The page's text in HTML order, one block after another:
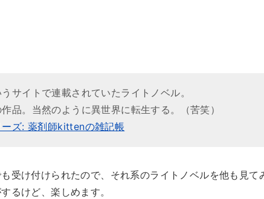
サイトで連載されていたライトノベル。
品。当然のように異世界に転生する。（苦笑）
ーズ: 薬剤師kittenの雑記帳
も受け付けられたので、それ系のライトノベルを他も見
るけど、楽しめます。